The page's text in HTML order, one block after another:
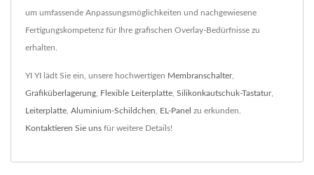
um umfassende Anpassungsmöglichkeiten und nachgewiesene
Fertigungskompetenz für Ihre grafischen Overlay-Bedürfnisse zu
erhalten.
YI YI lädt Sie ein, unsere hochwertigen Membranschalter,
Grafiküberlagerung Flexible Leiterplatte Silikonkautschuk-Tastatur,
Leiterplatte Aluminium-Schildchen EL-Panel zu erkunden.
Kontaktieren Sie uns für weitere Details!